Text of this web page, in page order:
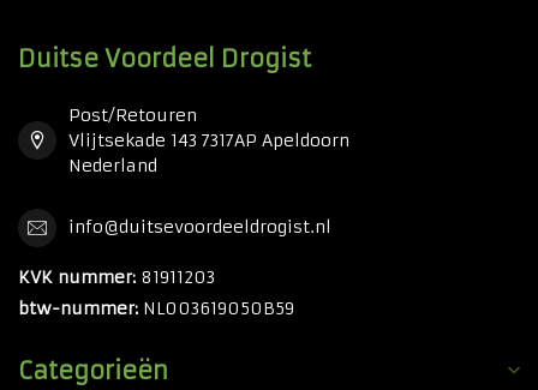
Duitse Voordeel Drogist
Post/Retouren
Vlijtsekade 143 7317AP Apeldoorn
Nederland
info@duitsevoordeeldrogist.nl
KVK nummer: 81911203
btw-nummer: NL003619050B59
Categorieën